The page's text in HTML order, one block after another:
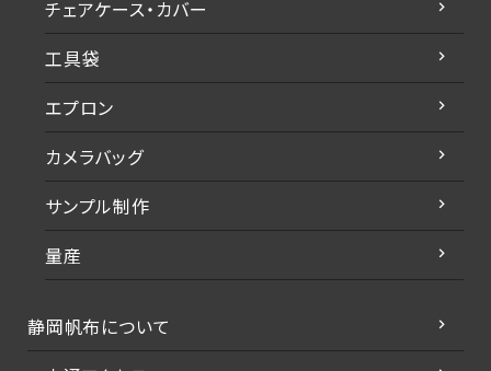
チェアケース・カバー
工具袋
エプロン
カメラバッグ
サンプル制作
量産
静岡帆布について